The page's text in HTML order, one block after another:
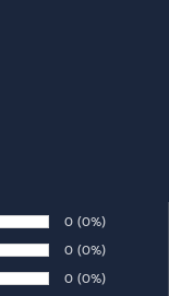
Number of rates:
0 Percentage of
(0%)
Number of rates:
0 Percentage of
(0%)
Number of rates:
0 Percentage of
(0%)